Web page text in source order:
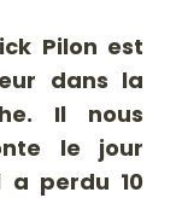
Pilon est
dans la
Il nous
le jour
a perdu 10